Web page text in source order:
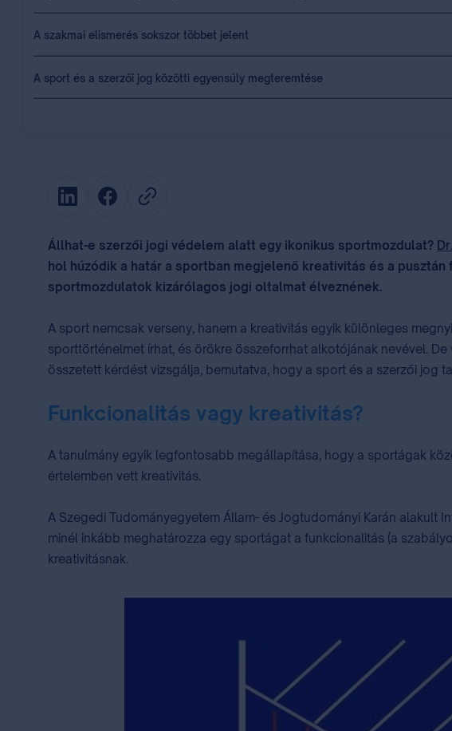
A szakmai elismerés sokszor többet jelent
A sport és a szerzői jog közötti egyensúly megteremtése
Állhat-e szerzői jogi védelem alatt egy ikonikus sportmozdulat?
hol húzódik a határ a sportban megjelenő kreativitás és a
sportmozdulatok kizárólagos jogi oltalmat élveznének.
A sport nemcsak verseny, hanem a kreativitás egyik különleges
sporttörténelmet írhat, és örökre összeforrhat alkotójának nevével.
összetett kérdést vizsgálja, bemutatva, hogy a sport és a szerzői jog
Funkcionalitás vagy kreativitás?
A tanulmány egyik legfontosabb megállapítása, hogy a sportágak
értelemben vett kreativitás.
A Szegedi Tudományegyetem Állam- és Jogtudományi Karán
minél inkább meghatározza egy sportágat a funkcionalitás (a
kreativitásnak.